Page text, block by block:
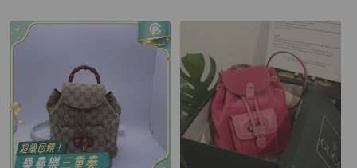
更多相似Gucci女包推薦精品